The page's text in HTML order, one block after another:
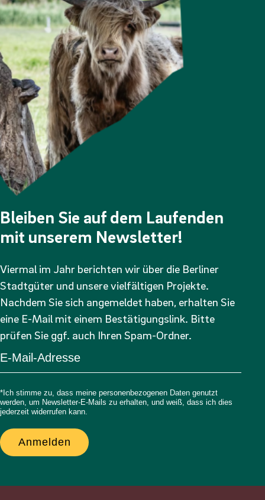
Bleiben Sie auf dem Laufenden
mit unserem Newsletter!
Viermal im Jahr berichten wir über die Berliner
Stadtgüter und unsere vielfältigen Projekte.
Nachdem Sie sich angemeldet haben, erhalten Sie
eine E-Mail mit einem Bestätigungslink. Bitte
prüfen Sie ggf. auch Ihren Spam-Ordner.
*Ich stimme zu, dass meine personenbezogenen Daten genutzt
werden, um Newsletter-E-Mails zu erhalten, und weiß, dass ich dies
jederzeit widerrufen kann.
Anmelden